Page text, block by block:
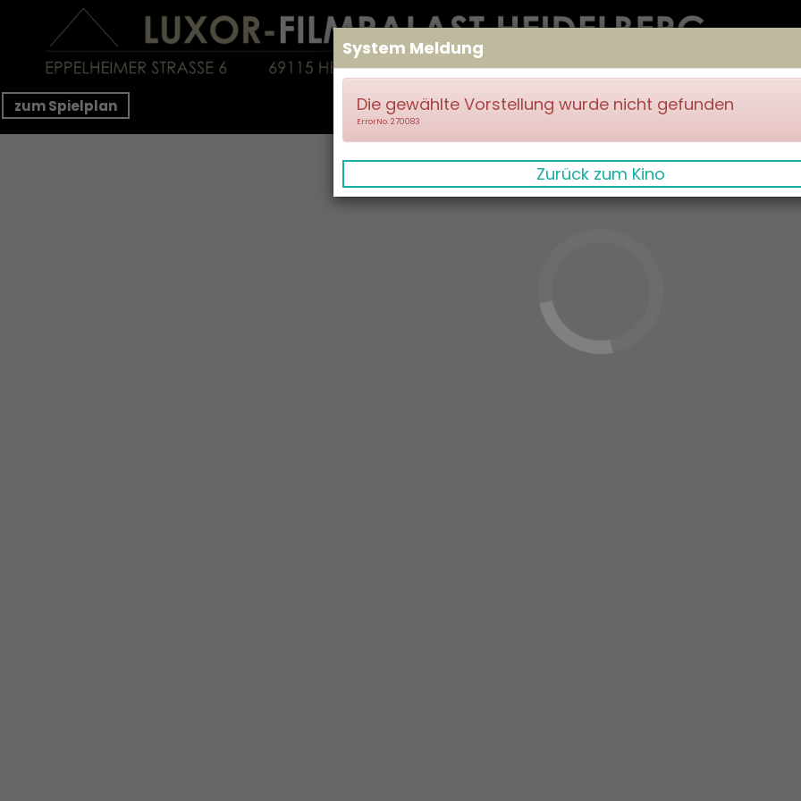
zum Spielplan
System Meldung
Die gewählte Vorstellung wurde nicht gefunden
ErrorNo. 270083
Zurück zum Kino